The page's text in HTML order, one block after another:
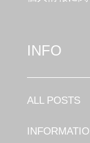
INFO
ALL POSTS